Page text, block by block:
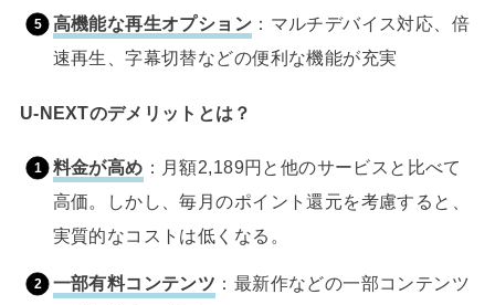
高機能な再生オプション ：マルチデバイス対応、倍
速再生、字幕切替などの便利な機能が充実
U-NEXTのデメリットとは？
料金が高め ：月額2,189円と他のサービスと比べて
高価。しかし、毎月のポイント還元を考慮すると、
実質的なコストは低くなる。
一部有料コンテンツ ：最新作などの一部コンテンツ